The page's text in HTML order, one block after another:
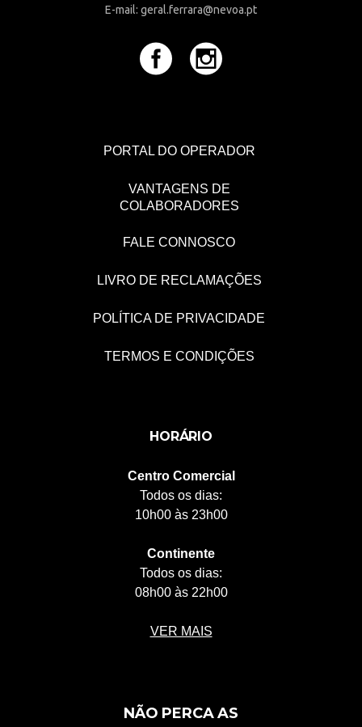
E-mail: geral.ferrara@nevoa.pt
PORTAL DO OPERADOR
VANTAGENS DE
COLABORADORES
FALE CONNOSCO
LIVRO DE RECLAMAÇÕES
POLÍTICA DE PRIVACIDADE
TERMOS E CONDIÇÕES
HORÁRIO
Centro Comercial
Todos os dias:
10h00 às 23h00
Continente
Todos os dias:
08h00 às 22h00
VER MAIS
NÃO PERCA AS